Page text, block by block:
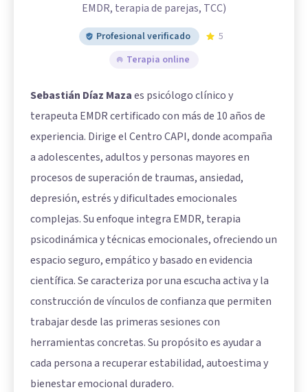
EMDR, terapia de parejas, TCC)
Profesional verificado
5
Terapia online
Sebastián Díaz Mazaes psicólogo clínico y
terapeuta EMDR certificado con más de 10 años de
experiencia. Dirige el Centro CAPI, donde acompaña
a adolescentes, adultos y personas mayores en
procesos de superación de traumas, ansiedad,
depresión, estrés y dificultades emocionales
complejas. Su enfoque integra EMDR, terapia
psicodinámica y técnicas emocionales, ofreciendo un
espacio seguro, empático y basado en evidencia
científica. Se caracteriza por una escucha activa y la
construcción de vínculos de confianza que permiten
trabajar desde las primeras sesiones con
herramientas concretas. Su propósito es ayudar a
cada persona a recuperar estabilidad, autoestima y
bienestar emocional duradero.